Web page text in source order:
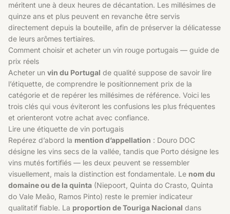
méritent une à deux heures de décantation. Les millésimes de
quinze ans et plus peuvent en revanche être servis
directement depuis la bouteille, afin de préserver la délicatesse
de leurs arômes tertiaires.
Comment choisir et acheter un vin rouge portugais — guide de
prix réels
Acheter un vin du Portugal de qualité suppose de savoir lire
l’étiquette, de comprendre le positionnement prix de la
catégorie et de repérer les millésimes de référence. Voici les
trois clés qui vous éviteront les confusions les plus fréquentes
et orienteront votre achat avec confiance.
Lire une étiquette de vin portugais
Repérez d’abord la mention d’appellation : Douro DOC
désigne les vins secs de la vallée, tandis que Porto désigne les
vins mutés fortifiés — les deux peuvent se ressembler
visuellement, mais la distinction est fondamentale. Le nom du
domaine ou de la quinta (Niepoort, Quinta do Crasto, Quinta
do Vale Meão, Ramos Pinto) reste le premier indicateur
qualitatif fiable. La proportion de Touriga Nacional dans